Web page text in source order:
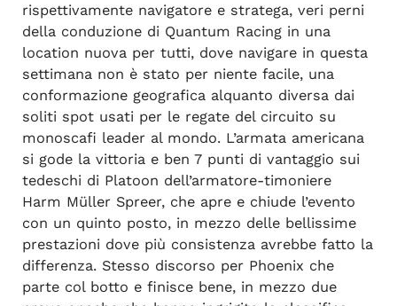
rispettivamente navigatore e stratega, veri perni
della conduzione di Quantum Racing in una
location nuova per tutti, dove navigare in questa
settimana non è stato per niente facile, una
conformazione geografica alquanto diversa dai
soliti spot usati per le regate del circuito su
monoscafi leader al mondo. L’armata americana
si gode la vittoria e ben 7 punti di vantaggio sui
tedeschi di Platoon dell’armatore-timoniere
Harm Müller Spreer, che apre e chiude l’evento
con un quinto posto, in mezzo delle bellissime
prestazioni dove più consistenza avrebbe fatto la
differenza. Stesso discorso per Phoenix che
parte col botto e finisce bene, in mezzo due